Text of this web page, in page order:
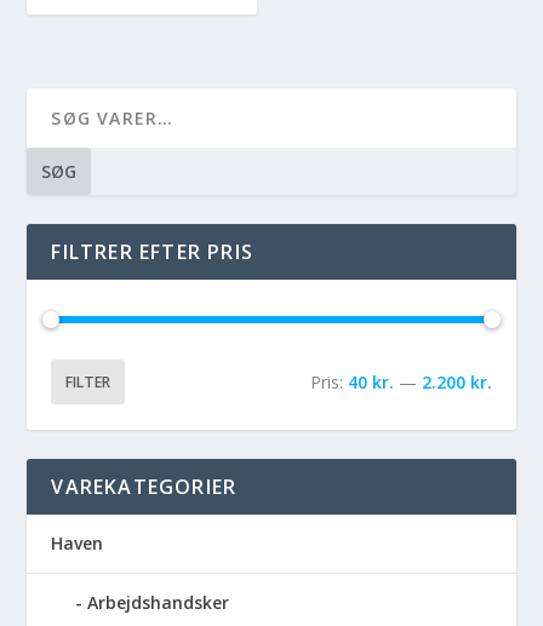
SØG
FILTRER EFTER PRIS
FILTER Pris: 40 kr. — 2.200 kr.
VAREKATEGORIER
Haven
Arbejdshandsker